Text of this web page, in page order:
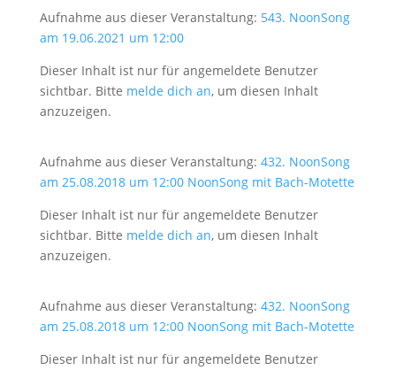
Aufnahme aus dieser Veranstaltung: 543. NoonSong
am 19.06.2021 um 12:00
Dieser Inhalt ist nur für angemeldete Benutzer
sichtbar. Bitte melde dich an, um diesen Inhalt
anzuzeigen.
Aufnahme aus dieser Veranstaltung: 432. NoonSong
am 25.08.2018 um 12:00 NoonSong mit Bach-Motette
Dieser Inhalt ist nur für angemeldete Benutzer
sichtbar. Bitte melde dich an, um diesen Inhalt
anzuzeigen.
Aufnahme aus dieser Veranstaltung: 432. NoonSong
am 25.08.2018 um 12:00 NoonSong mit Bach-Motette
Dieser Inhalt ist nur für angemeldete Benutzer